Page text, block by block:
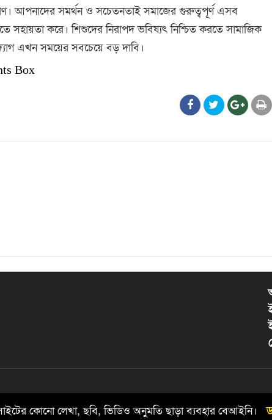
আপনাদের সমর্থন ও সচেতনতাই সমাজের গুরুত্বপূর্ণ এসব
সহায়তা করে। শিশুদের নিরাপদ ভবিষ্যৎ নিশ্চিত করতে সামাজিক
এখন সময়ের সবচেয়ে বড় দাবি।
Box
কোনো লেখা, ছবি, ভিডিও অনুমতি ছাড়া ব্যবহার বেআইনি।